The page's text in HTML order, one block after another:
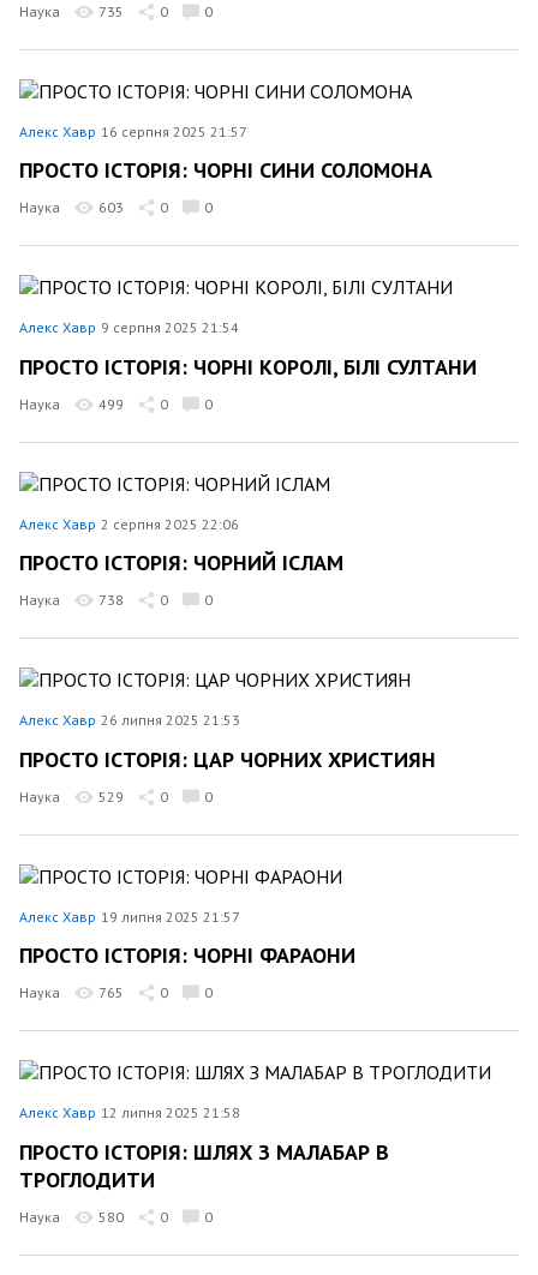
Наука 735 0 0
Алекс Хавр 16 серпня 2025 21:57
ПРОСТО ІСТОРІЯ: ЧОРНІ СИНИ СОЛОМОНА
Наука 603 0 0
Алекс Хавр 9 серпня 2025 21:54
ПРОСТО ІСТОРІЯ: ЧОРНІ КОРОЛІ, БІЛІ СУЛТАНИ
Наука 499 0 0
Алекс Хавр 2 серпня 2025 22:06
ПРОСТО ІСТОРІЯ: ЧОРНИЙ ІСЛАМ
Наука 738 0 0
Алекс Хавр 26 липня 2025 21:53
ПРОСТО ІСТОРІЯ: ЦАР ЧОРНИХ ХРИСТИЯН
Наука 529 0 0
Алекс Хавр 19 липня 2025 21:57
ПРОСТО ІСТОРІЯ: ЧОРНІ ФАРАОНИ
Наука 765 0 0
Алекс Хавр 12 липня 2025 21:58
ПРОСТО ІСТОРІЯ: ШЛЯХ З МАЛАБАР В
ТРОГЛОДИТИ
Наука 580 0 0